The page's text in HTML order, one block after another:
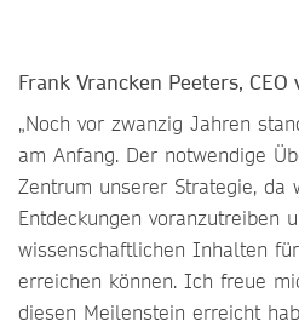
Frank Vrancken Peeters,
„Noch vor zwanzig Jahren
am Anfang. Der notwendige
Zentrum unserer Strategie,
Entdeckungen voranzutreiben
wissenschaftlichen Inhalten
erreichen können. Ich freue
diesen Meilenstein erreicht